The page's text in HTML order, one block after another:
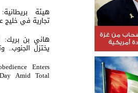
من غزة
أمريكية
هيئة
تجارية في خليج
هاني بن بريك:
يختزل الجنوب..
لاستعادة
الحكمة
Enters
Amid Total